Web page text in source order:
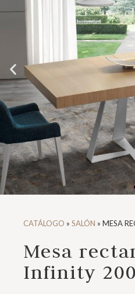
CATÁLOGO » SALÓN » MESA
Mesa
Infinity